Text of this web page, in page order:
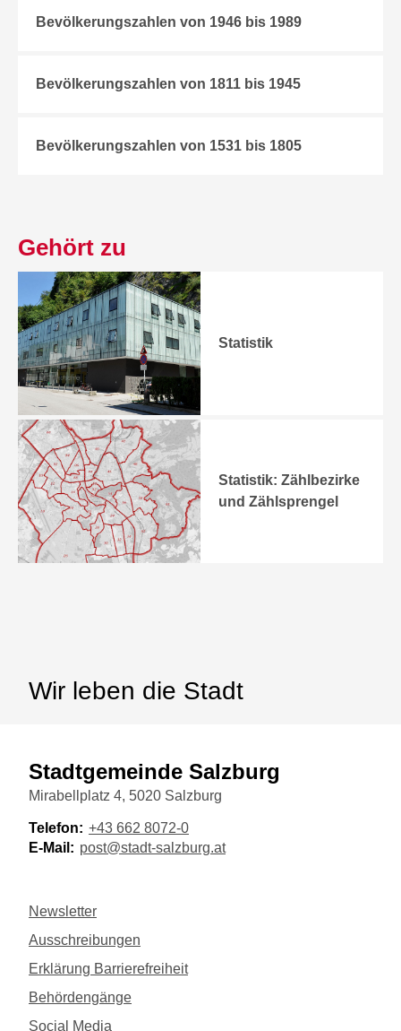
Bevölkerungszahlen von 1946 bis 1989
Bevölkerungszahlen von 1811 bis 1945
Bevölkerungszahlen von 1531 bis 1805
Gehört zu
Statistik
Statistik: Zählbezirke
und Zählsprengel
Wir leben die Stadt
Stadtgemeinde Salzburg
Mirabellplatz 4, 5020 Salzburg
Telefon: +43 662 8072-0
E-Mail: post@stadt-salzburg.at
Newsletter
Ausschreibungen
Erklärung Barrierefreiheit
Behördengänge
Social Media